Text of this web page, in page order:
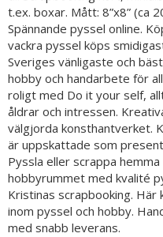
t.ex. boxar. Mått: 8”x8” (ca
Spännande pyssel online.
vackra pyssel köps
Sveriges vänligaste och
hobby och handarbete för
roligt med Do it your self,
åldrar och intressen.
välgjorda konsthantverket.
är uppskattade som
Pyssla eller scrappa
hobbyrummet med kvalité
Kristinas scrapbooking. Här
inom pyssel och hobby.
med snabb leverans.